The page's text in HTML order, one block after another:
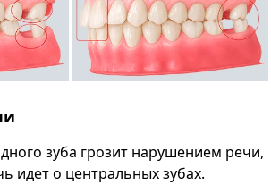
зуба грозит нарушением речи,
идет о центральных зубах.